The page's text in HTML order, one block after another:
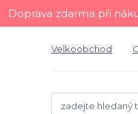
Doprava zdarma při
Velkoobchod